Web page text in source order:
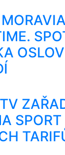
SPORT